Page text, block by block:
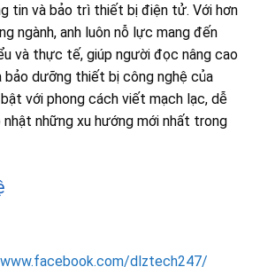
tin và bảo trì thiết bị điện tử. Với hơn
ngành, anh luôn nỗ lực mang đến
và thực tế, giúp người đọc nâng cao
bảo dưỡng thiết bị công nghệ của
với phong cách viết mạch lạc, dễ
những xu hướng mới nhất trong
dlztech247/